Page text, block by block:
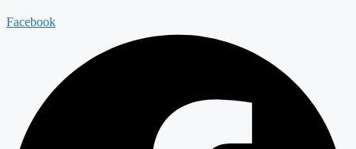
Facebook